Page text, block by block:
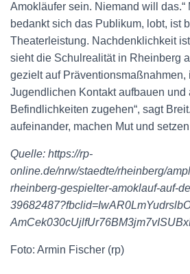
Amokläufer sein. Niemand will das.“
bedankt sich das Publikum, lobt, ist
Theaterleistung. Nachdenklichkeit
sieht die Schulrealität in Rheinberg
gezielt auf Präventionsmaßnahmen,
Jugendlichen Kontakt aufbauen und
Befindlichkeiten zugehen“, sagt
aufeinander, machen Mut und
Quelle: https://rp-
online.de/nrw/staedte/rheinberg/
rheinberg-gespielter-amoklauf-auf-
Foto: Armin Fischer (rp)